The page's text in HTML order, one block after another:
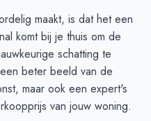
maakt, is dat het een
komt bij je thuis om de
schatting te
beter beeld van de
maar ook een expert's
van jouw woning.